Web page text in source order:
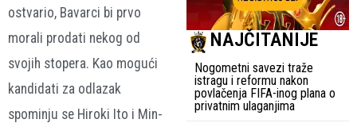
ostvario, Bavarci bi prvo
morali prodati nekog od
svojih stopera. Kao mogući
kandidati za odlazak
spominju se Hiroki Ito i Min-
NAJČITANIJE
Nogometni savezi traže
istragu i reformu nakon
povlačenja FIFA-inog plana o
privatnim ulaganjima